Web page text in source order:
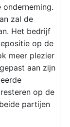
zal de
Het bedrijf
op de
meer plezier
aan zijn
op de
partijen